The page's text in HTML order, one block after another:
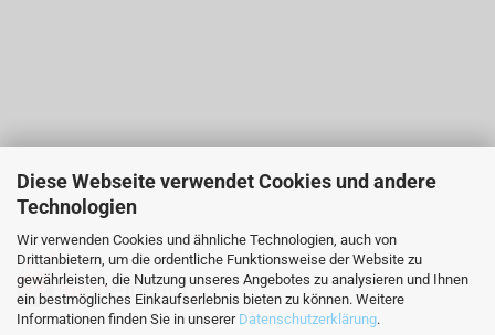
Diese Webseite verwendet Cookies und andere
Technologien
Wir verwenden Cookies und ähnliche Technologien, auch von
Drittanbietern, um die ordentliche Funktionsweise der Website zu
gewährleisten, die Nutzung unseres Angebotes zu analysieren und Ihnen
ein bestmögliches Einkaufserlebnis bieten zu können. Weitere
Informationen finden Sie in unserer Datenschutzerklärung.